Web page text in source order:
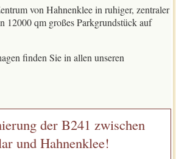
von Hahnenklee in ruhiger, zentraler
12000 qm großes Parkgrundstück auf
finden Sie in allen unseren
der B241 zwischen
und Hahnenklee!